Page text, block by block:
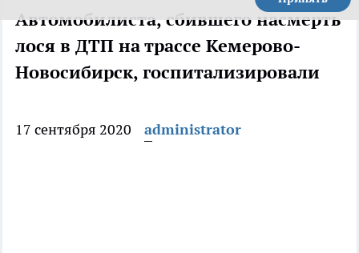
Автомобилиста, сбившего насмерть
лося в ДТП на трассе Кемерово-
Новосибирск, госпитализировали
17 сентября 2020 administrator